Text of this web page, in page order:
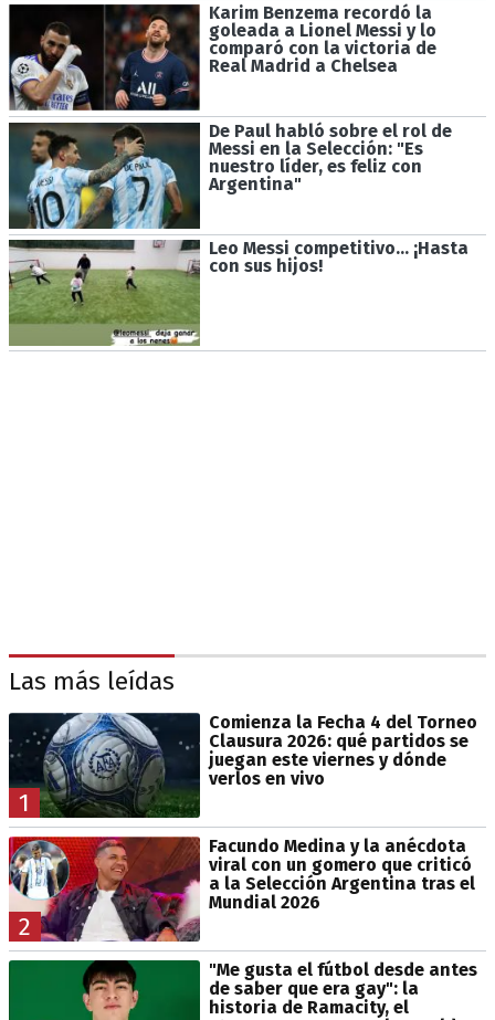
Karim Benzema recordó la
goleada a Lionel Messi y lo
comparó con la victoria de
Real Madrid a Chelsea
De Paul habló sobre el rol de
Messi en la Selección: "Es
nuestro líder, es feliz con
Argentina"
Leo Messi competitivo... ¡Hasta
con sus hijos!
Las más leídas
1
Comienza la Fecha 4 del Torneo
Clausura 2026: qué partidos se
juegan este viernes y dónde
verlos en vivo
2
Facundo Medina y la anécdota
viral con un gomero que criticó
a la Selección Argentina tras el
Mundial 2026
"Me gusta el fútbol desde antes
de saber que era gay": la
historia de Ramacity, el